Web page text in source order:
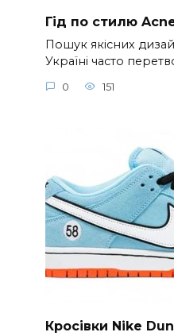
Гід по стилю
Пошук якісних
Україні часто
0 151
Кросівки Nike